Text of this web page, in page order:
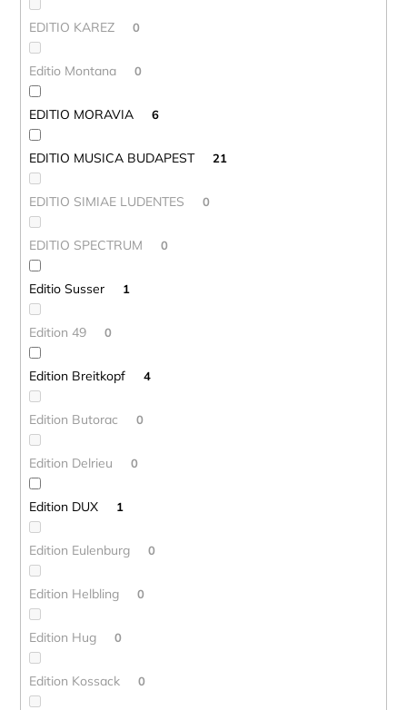
EDITIO KAREZ 0
Editio Montana 0
EDITIO MORAVIA 6
EDITIO MUSICA BUDAPEST 21
EDITIO SIMIAE LUDENTES 0
EDITIO SPECTRUM 0
Editio Susser 1
Edition 49 0
Edition Breitkopf 4
Edition Butorac 0
Edition Delrieu 0
Edition DUX 1
Edition Eulenburg 0
Edition Helbling 0
Edition Hug 0
Edition Kossack 0